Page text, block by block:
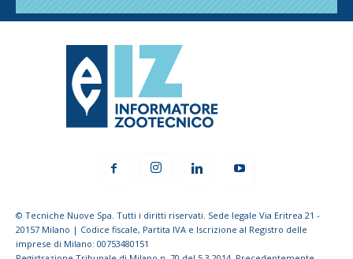
© Tecniche Nuove Spa. Tutti i diritti riservati. Sede legale Via Eritrea 21 -
20157 Milano | Codice fiscale, Partita IVA e Iscrizione al Registro delle
imprese di Milano: 00753480151